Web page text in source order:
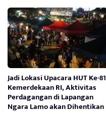
Jadi Lokasi Upacara HUT Ke-81
Kemerdekaan RI, Aktivitas
Perdagangan di Lapangan
Ngara Lamo akan Dihentikan